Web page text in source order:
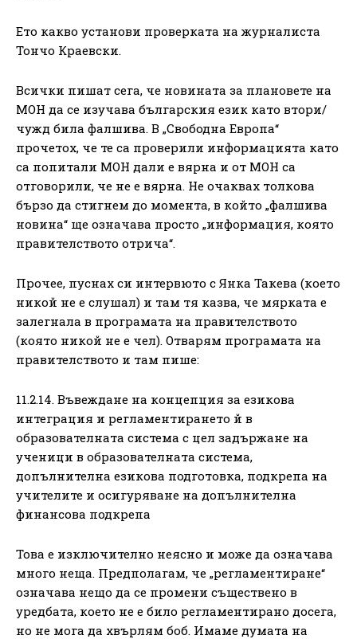
Ето какво установи проверката на журналиста
Тончо Краевски.
Всички пишат сега, че новината за плановете на
МОН да се изучава българския език като втори/
чужд била фалшива. В „Свободна Европа“
прочетох, че те са проверили информацията като
са попитали МОН дали е вярна и от МОН са
отговорили, че не е вярна. Не очаквах толкова
бързо да стигнем до момента, в който „фалшива
новина“ ще означава просто „информация, която
правителството отрича“.
Прочее, пуснах си интервюто с Янка Такева (което
никой не е слушал) и там тя казва, че мярката е
залегнала в програмата на правителството
(която никой не е чел). Отварям програмата на
правителството и там пишe:
11.2.14. Въвеждане на концепция за езикова
интеграция и регламентирането й в
образователната система с цел задържане на
ученици в образователната система,
допълнителна езикова подготовка, подкрепа на
учителите и осигуряване на допълнителна
финансова подкрепа
Това е изключително неясно и може да означава
много неща. Предполагам, че „регламентиране“
означава нещо да се промени съществено в
уредбата, което не е било регламентирано досега,
но не мога да хвърлям боб. Имаме думата на